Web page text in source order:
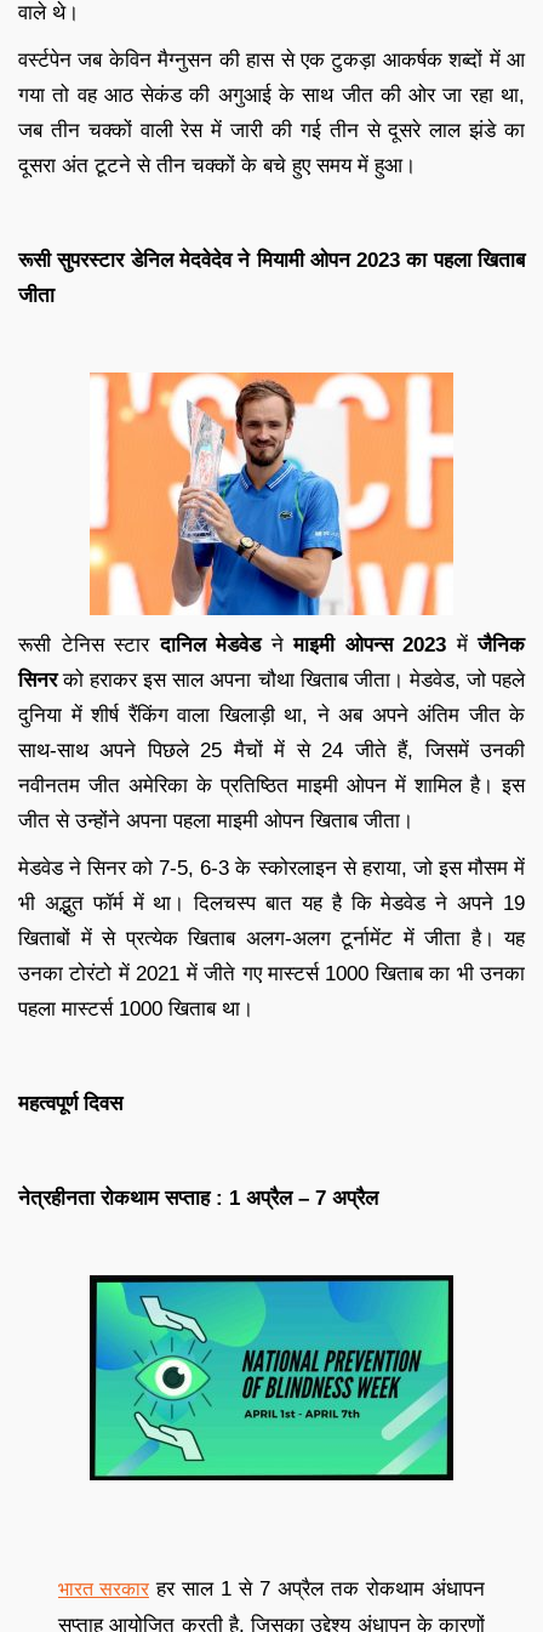
वाले थे।
वर्स्टपेन जब केविन मैग्नुसन की हास से एक टुकड़ा आकर्षक शब्दों में आ
गया तो वह आठ सेकंड की अगुआई के साथ जीत की ओर जा रहा था,
जब तीन चक्कों वाली रेस में जारी की गई तीन से दूसरे लाल झंडे का
दूसरा अंत टूटने से तीन चक्कों के बचे हुए समय में हुआ।
रूसी सुपरस्टार डेनिल मेदवेदेव ने मियामी ओपन 2023 का पहला खिताब
जीता
रूसी टेनिस स्टारदानिल मेडवेडनेमाइमी ओपन्स 2023 मेंजैनिक
सिनरको हराकर इस साल अपना चौथा खिताब जीता। मेडवेड, जो पहले
दुनिया में शीर्ष रैंकिंग वाला खिलाड़ी था, ने अब अपने अंतिम जीत के
साथ-साथ अपने पिछले 25 मैचों में से 24 जीते हैं, जिसमें उनकी
नवीनतम जीत अमेरिका के प्रतिष्ठित माइमी ओपन में शामिल है। इस
जीत से उन्होंने अपना पहला माइमी ओपन खिताब जीता।
मेडवेड ने सिनर को 7-5, 6-3 के स्कोरलाइन से हराया, जो इस मौसम में
भी अद्भुत फॉर्म में था। दिलचस्प बात यह है कि मेडवेड ने अपने 19
खिताबों में से प्रत्येक खिताब अलग-अलग टूर्नामेंट में जीता है। यह
उनका टोरंटो में 2021 में जीते गए मास्टर्स 1000 खिताब का भी उनका
पहला मास्टर्स 1000 खिताब था।
महत्वपूर्ण दिवस
नेत्रहीनता रोकथाम सप्ताह : 1 अप्रैल – 7 अप्रैल
भारत सरकार हर साल 1 से 7 अप्रैल तक रोकथाम अंधापन
सप्ताह आयोजित करती है, जिसका उद्देश्य अंधापन के कारणों